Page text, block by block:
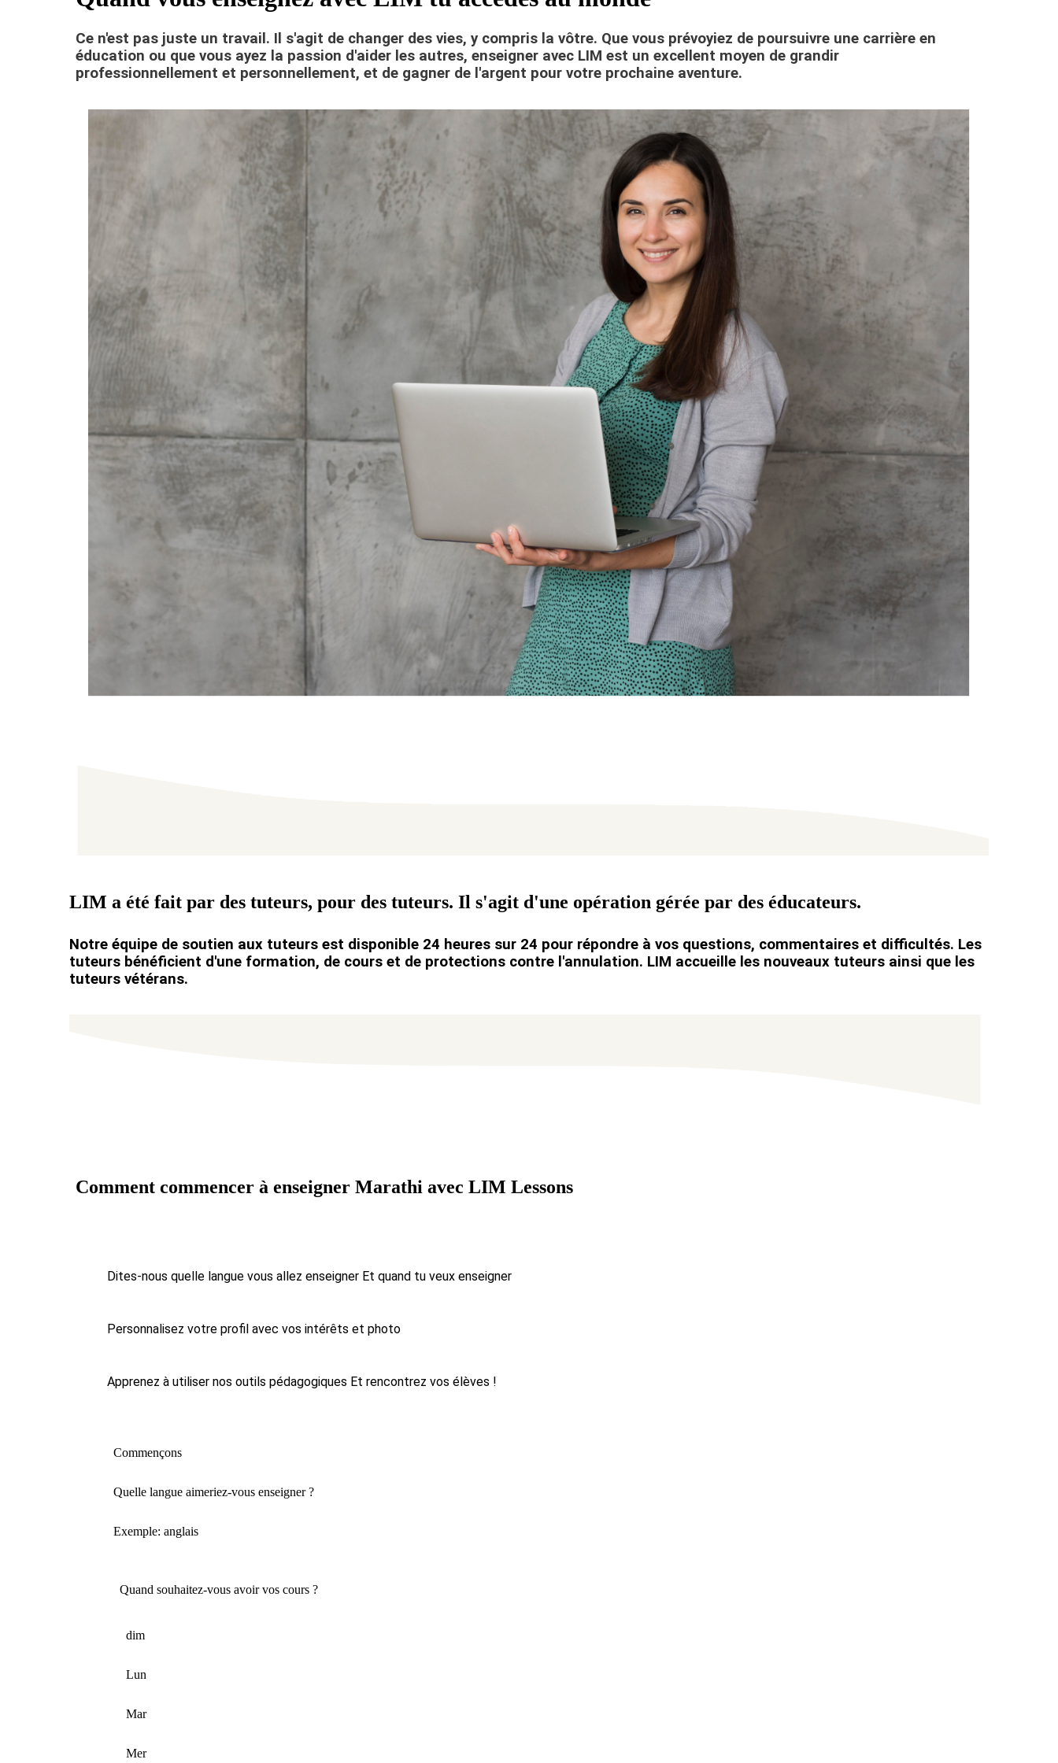
Ce n'est pas juste un travail. Il s'agit de changer des vies, y compris la vôtre. Que vous prévoyiez de poursuivre une carrière en
éducation ou que vous ayez la passion d'aider les autres, enseigner avec LIM est un excellent moyen de grandir
professionnellement et personnellement, et de gagner de l'argent pour votre prochaine aventure.
LIM a été fait par des tuteurs, pour des tuteurs. Il s'agit d'une opération gérée par des éducateurs.
Notre équipe de soutien aux tuteurs est disponible 24 heures sur 24 pour répondre à vos questions, commentaires et difficultés. Les
tuteurs bénéficient d'une formation, de cours et de protections contre l'annulation. LIM accueille les nouveaux tuteurs ainsi que les
tuteurs vétérans.
Comment commencer à enseigner Marathi avec LIM Lessons
Dites-nous quelle langue vous allez enseigner Et quand tu veux enseigner
Personnalisez votre profil avec vos intérêts et photo
Apprenez à utiliser nos outils pédagogiques Et rencontrez vos élèves !
Commençons
Quelle langue aimeriez-vous enseigner ?
Exemple: anglais
Quand souhaitez-vous avoir vos cours ?
dim
Lun
Mar
Mer